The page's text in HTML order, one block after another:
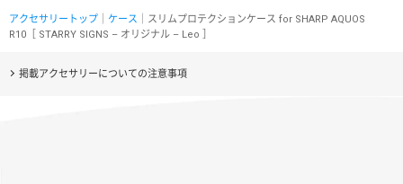
アクセサリートップ ケース ｜スリムプロテクションケース for SHARP AQUOS
R10［ STARRY SIGNS – オリジナル – Leo ］
掲載アクセサリーについての注意事項